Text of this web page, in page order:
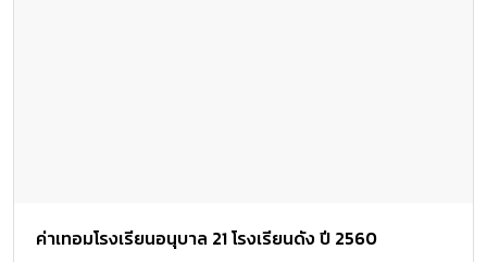
ค่าเทอมโรงเรียนอนุบาล 21 โรงเรียนดัง ปี 2560